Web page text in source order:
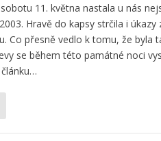
11. května nastala u nás
Hravě do kapsy strčila i úkazy
Co přesně vedlo k tomu, že byla
se během této památné noci